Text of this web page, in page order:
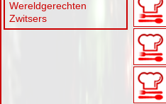
Wereldgerechten
Zwitsers